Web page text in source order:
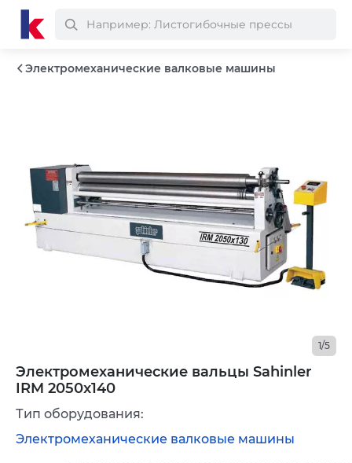
Электромеханические валковые машины
Электромеханические вальцы Sahinler
IRM 2050x140
1/5
Тип оборудования:
Электромеханические валковые машины